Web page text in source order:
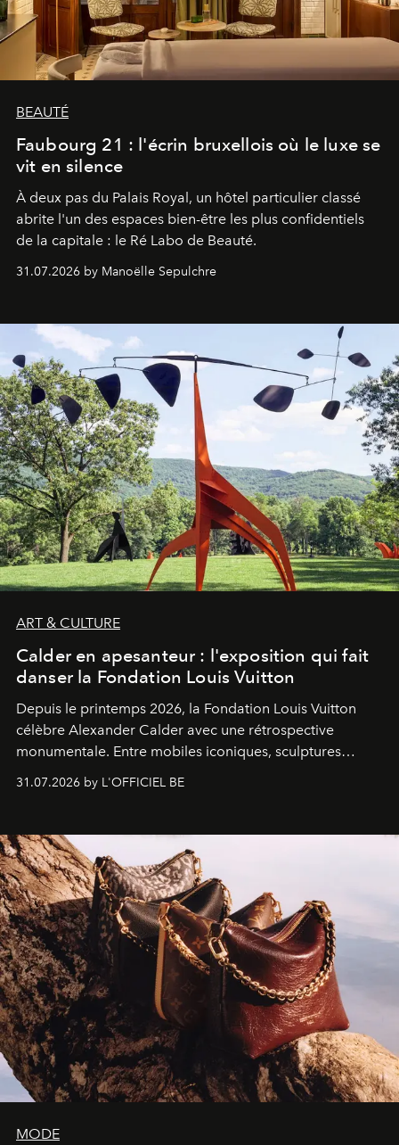
BEAUTÉ
Faubourg 21 : l'écrin bruxellois où le luxe se
vit en silence
À deux pas du Palais Royal, un hôtel particulier classé
abrite l'un des espaces bien-être les plus confidentiels
de la capitale : le Ré Labo de Beauté.
31.07.2026 by Manoëlle Sepulchre
ART & CULTURE
Calder en apesanteur : l'exposition qui fait
danser la Fondation Louis Vuitton
Depuis le printemps 2026, la Fondation Louis Vuitton
célèbre Alexander Calder avec une rétrospective
monumentale. Entre mobiles iconiques, sculptures
monumentales et poésie du mouvement, l'artiste
américain investit les espaces imaginés par Frank Gehry
sculpture.
31.07.2026 by L'OFFICIEL BE
MODE